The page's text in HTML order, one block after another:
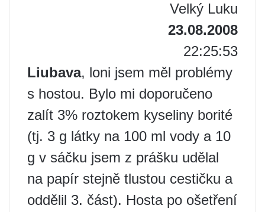
Velký Luku
23.08.2008
22:25:53
Liubava, loni jsem měl problémy
s hostou. Bylo mi doporučeno
zalít 3% roztokem kyseliny borité
(tj. 3 g látky na 100 ml vody a 10
g v sáčku jsem z prášku udělal
na papír stejně tlustou cestičku a
oddělil 3. část). Hosta po ošetření